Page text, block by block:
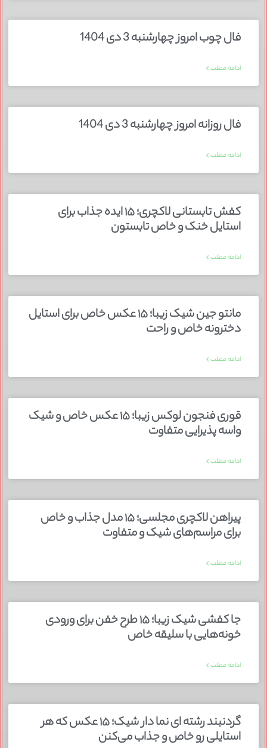
فال چوب امروز چهارشنبه 3 دی 1404
ادامه مطلب »
فال روزانه امروز چهارشنبه 3 دی 1404
ادامه مطلب »
کفش تابستانی لاکچری؛ ۱۵ ایده‌ جذاب برای
استایل خنک و خاص تابستون
ادامه مطلب »
مانتو جین شیک زیبا؛ ۱۵ عکس خاص برای استایل
دخترونه خاص و راحت
ادامه مطلب »
قوری فنجون لوکس زیبا؛ ۱۵ عکس خاص و شیک
واسه پذیرایی متفاوت
ادامه مطلب »
پیراهن لاکچری مجلسی؛ ۱۵ مدل جذاب و خاص
برای مراسم‌های شیک و متفاوت
ادامه مطلب »
جا کفشی شیک زیبا؛ ۱۵ طرح خفن برای ورودی
خونه‌هایی با سلیقه خاص
ادامه مطلب »
گردنبند رشته ای نما دار شیک؛ ۱۵ عکس که هر
استایلی رو خاص و جذاب می‌کنن